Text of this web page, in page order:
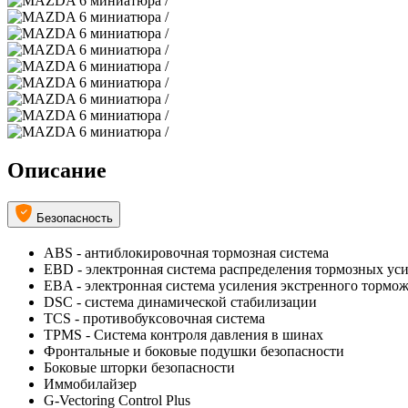
Описание
Безопасность
ABS - антиблокировочная тормозная система
EBD - электронная система распределения тормозных
EBA - электронная система усиления экстренного
DSC - система динамической стабилизации
TCS - противобуксовочная система
TPMS - Cистема контроля давления в шинах
Фронтальные и боковые подушки безопасности
Боковые шторки безопасности
Иммобилайзер
G-Vectoring Control Plus